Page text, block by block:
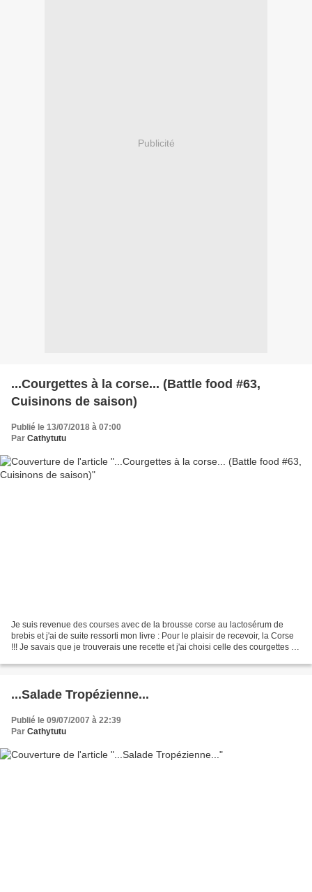
Publicité
...Courgettes à la corse... (Battle food #63,
Cuisinons de saison)
Publié le 13/07/2018 à 07:00
Par Cathytutu
Je suis revenue des courses avec de la brousse corse au lactosérum de
brebis et j'ai de suite ressorti mon livre : Pour le plaisir de recevoir, la Corse
!!! Je savais que je trouverais une recette et j'ai choisi celle des courgettes au
...Salade Tropézienne...
Publié le 09/07/2007 à 22:39
Par Cathytutu